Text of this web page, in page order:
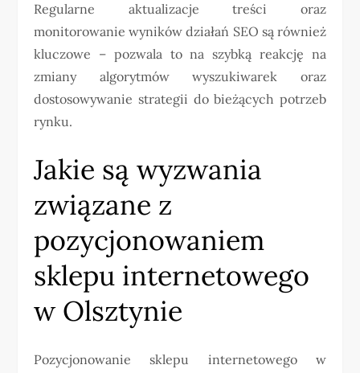
Regularne aktualizacje treści oraz
monitorowanie wyników działań SEO są również
kluczowe – pozwala to na szybką reakcję na
zmiany algorytmów wyszukiwarek oraz
dostosowywanie strategii do bieżących potrzeb
rynku.
Jakie są wyzwania
związane z
pozycjonowaniem
sklepu internetowego
w Olsztynie
Pozycjonowanie sklepu internetowego w